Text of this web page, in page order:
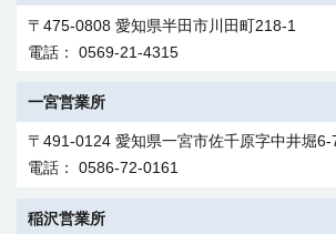
〒475-0808 愛知県半田市川田町218-1
電話： 0569-21-4315
一宮営業所
〒491-0124 愛知県一宮市佐千原字中井堀6-
電話： 0586-72-0161
稲沢営業所